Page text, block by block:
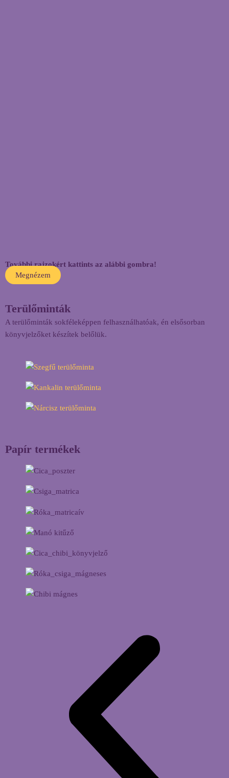
További rajzokért kattints az alábbi gombra!
Megnézem
Terülőminták
A terülőminták sokféleképpen felhasználhatóak, én elsősorban
könyvjelzőket készítek belőlük.
Papír termékek